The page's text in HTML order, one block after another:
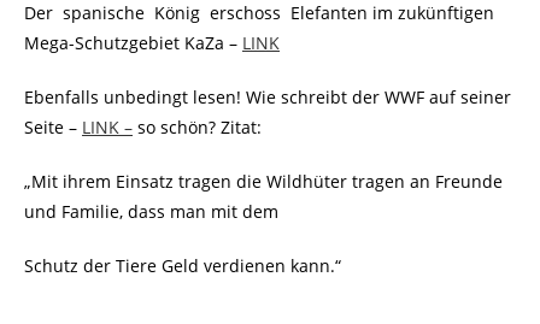
Der spanische König erschoss Elefanten im zukünftigen
Mega-Schutzgebiet KaZa – LINK
Ebenfalls unbedingt lesen! Wie schreibt der WWF auf seiner
Seite – LINK – so schön? Zitat:
„Mit ihrem Einsatz tragen die Wildhüter tragen an Freunde
und Familie, dass man mit dem
Schutz der Tiere Geld verdienen kann.“